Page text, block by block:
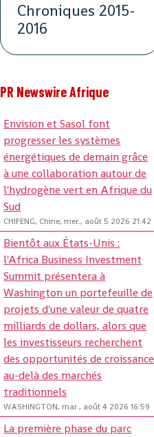
Chroniques 2015-
2016
PR Newswire Afrique
Envision et Sasol font
progresser les systèmes
énergétiques de demain grâce
à une collaboration autour de
l'hydrogène vert en Afrique du
Sud
CHIFENG, Chine, mer., août 5 2026 21:42
Bientôt aux États-Unis :
l'Africa Business Investment
Summit présentera à
Washington un portefeuille de
projets d'une valeur de quatre
milliards de dollars, alors que
les investisseurs recherchent
des opportunités de croissance
au-delà des marchés
traditionnels
WASHINGTON, mar., août 4 2026 16:59
La première phase du parc